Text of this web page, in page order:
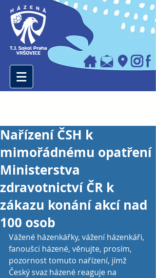
Nařízení ČSH k
mimořádnému opatření
Ministerstva
zdravotnictví ČR k
zákazu konání akcí nad
100 osob
Vážené házenkářky, vážení házenkáři,
fanoušci házené, věnujte, prosím,
pozornost tomuto nařízení, jímž
Český svaz házené reaguje na